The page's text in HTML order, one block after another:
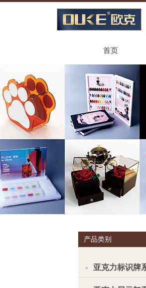
首页
产品类别
亚克力标识牌